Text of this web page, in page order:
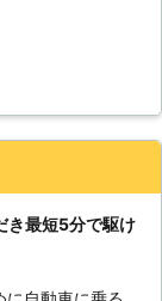
24時間対応して
、元旦などの時
ーが切れてしまっ
様の「目的地に行
という問題を解
快適な旅行ライフ
作業内容を覚え
です。 この
き最短5分で駆け